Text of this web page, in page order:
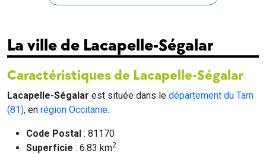
La ville de Lacapelle-Ségalar
Caractéristiques de Lacapelle-Ségalar
Lacapelle-Ségalar est située dans le département du Tarn
(81), en région Occitanie.
Code Postal : 81170
Superficie : 6.83 km2